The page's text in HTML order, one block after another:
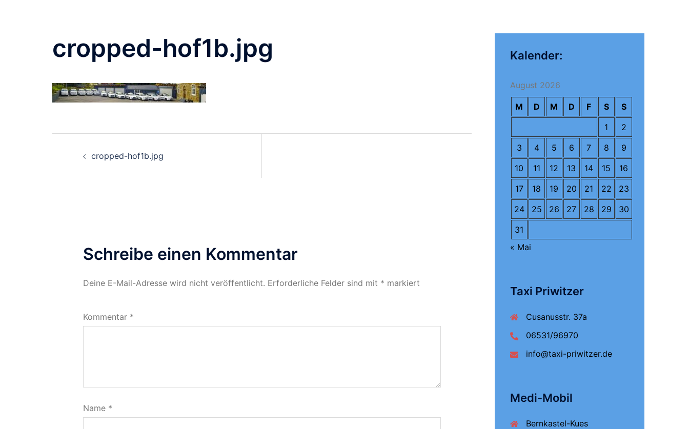
cropped-hof1b.jpg
Beitragsnavigation
cropped-hof1b.jpg
Schreibe einen Kommentar
Deine E-Mail-Adresse wird nicht veröffentlicht. Erforderliche Felder sind mit * markiert
Kommentar *
Name *
Kalender:
August 2026
M D M D F S
S
1
2
3
4 5 6 7 8
9
10
11 12 13 14 15
16
17
18 19 20 21 22
23
24
25 26 27 28 29
30
31
« Mai
Taxi Priwitzer
Cusanusstr. 37a
06531/96970
info@taxi-priwitzer.de
Medi-Mobil
Bernkastel-Kues